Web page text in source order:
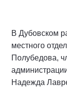
В Дубовском
местного
Полубедова,
Надежда